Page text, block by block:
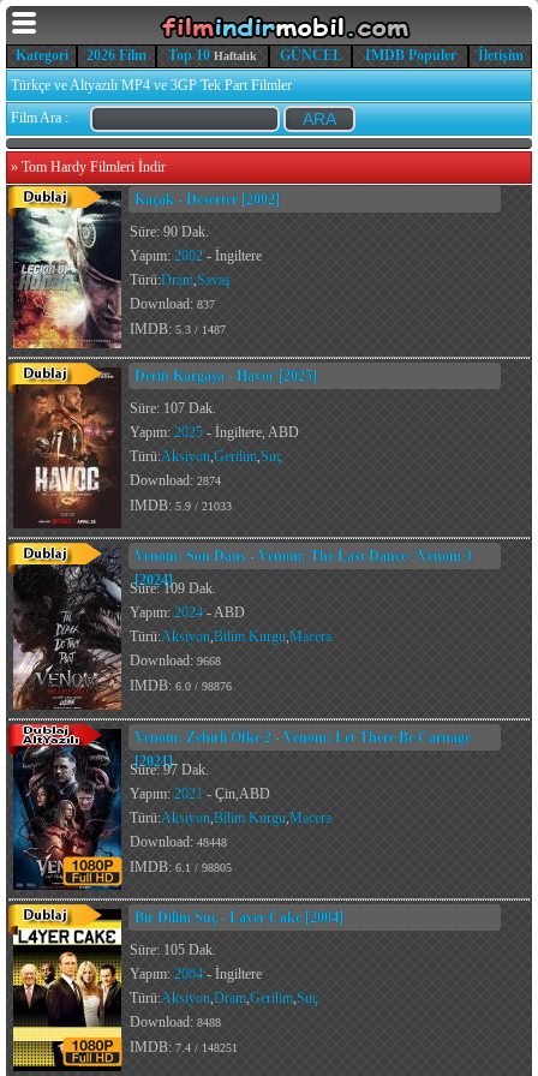
Kategori 2026 Film Top 10 Haftalık GÜNCEL IMDB Popüler
İletişim
Türkçe ve Altyazılı MP4 ve 3GP Tek Part Filmler
Film Ara :
» Tom Hardy Filmleri İndir
Kaçak - Deserter [2002]
Süre: 90 Dak.
Yapım: 2002 - İngiltere
Türü:Dram,Savaş
Download: 837
IMDB: 5.3 / 1487
Derin Kargaşa - Havoc [2025]
Süre: 107 Dak.
Yapım: 2025 - İngiltere, ABD
Türü:Aksiyon,Gerilim,Suç
Download: 2874
IMDB: 5.9 / 21033
Venom: Son Dans - Venom: The Last Dance / Venom 3
[2024]
Süre: 109 Dak.
Yapım: 2024 - ABD
Türü:Aksiyon,Bilim Kurgu,Macera
Download: 9668
IMDB: 6.0 / 98876
Venom: Zehirli Öfke 2 - Venom: Let There Be Carnage
[2021]
Süre: 97 Dak.
Yapım: 2021 - Çin,ABD
Türü:Aksiyon,Bilim Kurgu,Macera
Download: 48448
IMDB: 6.1 / 98805
Bir Dilim Suç - Layer Cake [2004]
Süre: 105 Dak.
Yapım: 2004 - İngiltere
Türü:Aksiyon,Dram,Gerilim,Suç
Download: 8488
IMDB: 7.4 / 148251